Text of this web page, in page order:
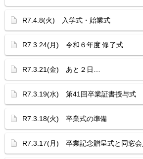
R7.4.8(火) 入学式・始業式
R7.3.24(月) 令和６年度 修了式
R7.3.21(金) あと２日…
R7.3.19(水) 第41回卒業証書授与式
R7.3.18(火) 卒業式の準備
R7.3.17(月) 卒業記念贈呈式と同窓会